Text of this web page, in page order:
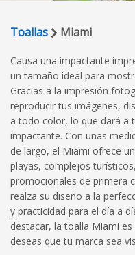
Toallas Miami
Causa una impactante
un tamaño ideal para
Gracias a la impresión
reproducir tus imágenes,
a todo color, lo que dará a
impactante. Con unas
de largo, el Miami ofrece
playas, complejos
promocionales de primera
realza su diseño a la
y practicidad para el día a
destacar, la toalla Miami
deseas que tu marca sea